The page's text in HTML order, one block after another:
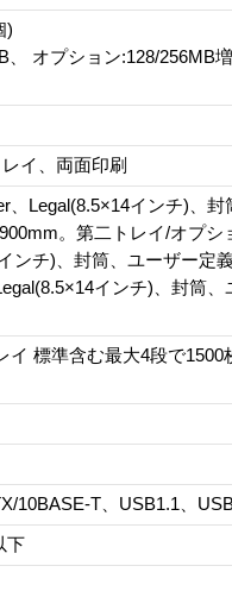
)
オプション:128/256MB
イ、両面印刷
Legal(8.5×14インチ)、封
。第二トレイ/オプシ
ンチ)、封筒、ユーザー定
インチ)、封筒、
標準含む最大4段で1500
10BASE-T、USB1.1、
下